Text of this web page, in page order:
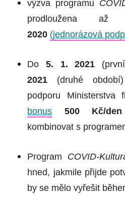
výzva programu
prodloužena
2020 (jednorázová
Do 5. 1. 2021
2021 (druhé
podporu Ministerstva
bonus
500 Kč/den
kombinovat s
Program COVID-
hned, jakmile přijde
by se mělo vyřešit